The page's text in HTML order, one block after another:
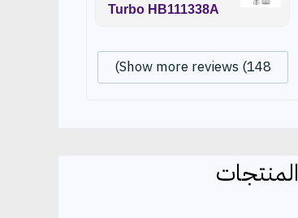
Turbo HB111338A
Show more reviews (148)
المنتجات